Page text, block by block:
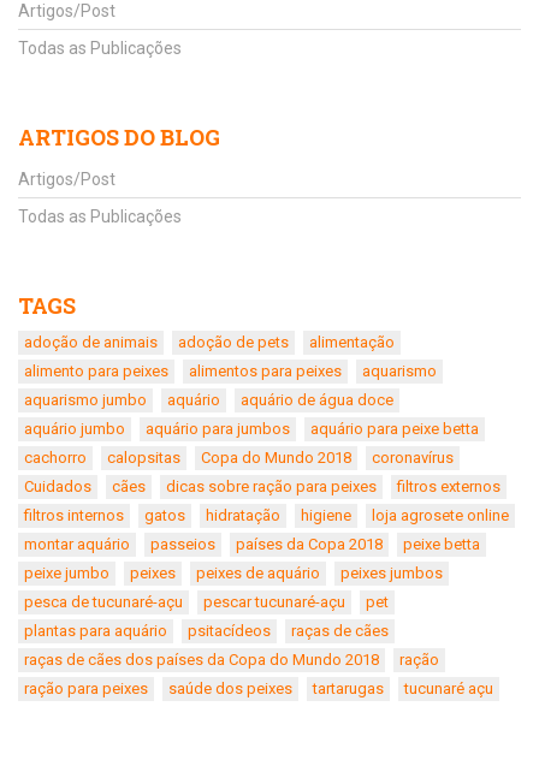
Artigos/Post
Todas as Publicações
ARTIGOS DO BLOG
Artigos/Post
Todas as Publicações
TAGS
adoção de animais adoção de pets
alimentação
alimento para peixes
alimentos para peixes
aquarismo
aquarismo jumbo
aquário
aquário de água doce
aquário jumbo
aquário para jumbos
aquário para peixe betta
cachorro
calopsitas Copa do Mundo 2018
coronavírus
Cuidados
cães dicas sobre ração para peixes
filtros externos
filtros internos
gatos hidratação higiene
loja agrosete online
montar aquário
passeios países da Copa 2018
peixe betta
peixe jumbo
peixes peixes de aquário
peixes jumbos
pesca de tucunaré-açu
pescar tucunaré-açu
pet
plantas para aquário
psitacídeos
raças de cães
raças de cães dos países da Copa do Mundo 2018
ração
ração para peixes
saúde dos peixes tartarugas tucunaré açu